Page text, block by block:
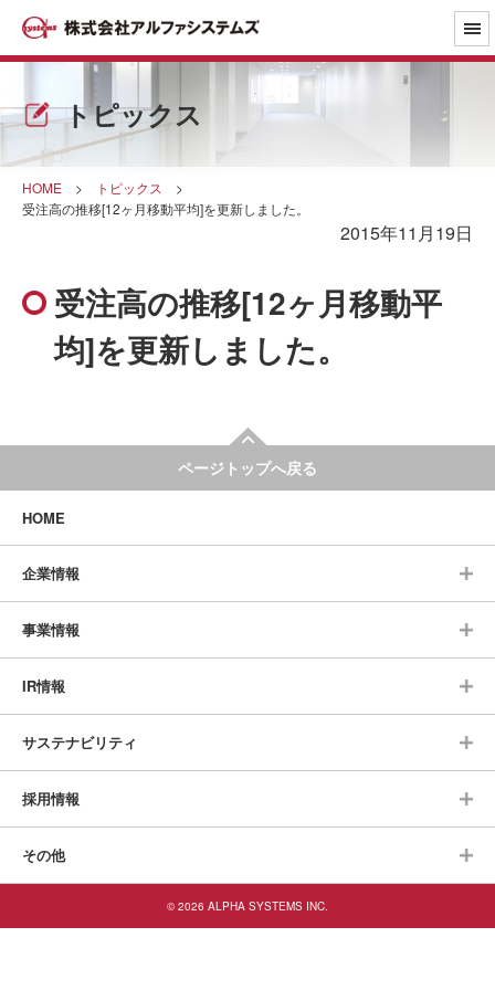
トピックス
HOME > トピックス
>
受注高の推移[12ヶ月移動平均]を更新しました。
2015年11月19日
受注高の推移[12ヶ月移動平
均]を更新しました。
ページトップへ戻る
HOME
企業情報
事業情報
IR情報
サステナビリティ
採用情報
その他
© 2026 ALPHA SYSTEMS INC.